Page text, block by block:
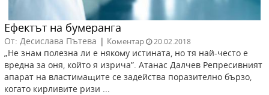
Ефектът на бумеранга
От: Десислава Пътева | Коментар 20.02.2018
„Не знам полезна ли е някому истината, но тя най-често е
вредна за оня, който я изрича”. Атанас Далчев Репресивният
апарат на властимащите се задейства поразително бързо,
когато кирливите ризи ...